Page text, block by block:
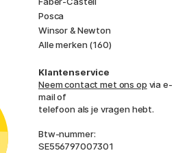
Posca
Winsor & Newton
Alle merken (160)
Klantenservice
Neem contact met ons op via e-
mail of
telefoon als je vragen hebt.
Btw-nummer:
SE556797007301